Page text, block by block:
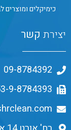
כימיקלים ומוצרים
יצירת קשר
09-8784392
9-8784393